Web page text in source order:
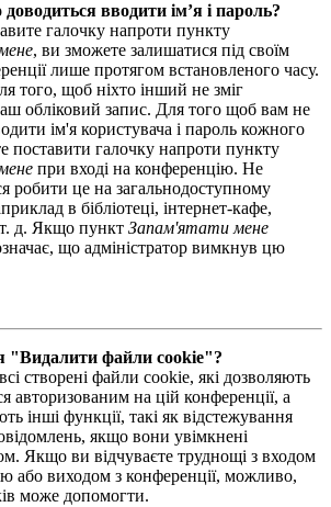
вводити ім’я і пароль?
галочку напроти пункту
, ви зможете залишатися під своїм
лише протягом встановленого часу.
того, щоб ніхто інший не зміг
обліковий запис. Для того щоб вам не
ім'я користувача і пароль кожного
поставити галочку напроти пункту
при вході на конференцію. Не
робити це на загальнодоступному
в бібліотеці, інтернет-кафе,
т. д. Якщо пункт Запам'ятати мене
що адміністратор вимкнув цю
"Видалити файли cookie"?
створені файли cookie, які дозволяють
авторизованим на цій конференції, а
інші функції, такі як відстежування
якщо вони увімкнені
Якщо ви відчуваєте труднощі з входом
або виходом з конференції, можливо,
може допомогти.